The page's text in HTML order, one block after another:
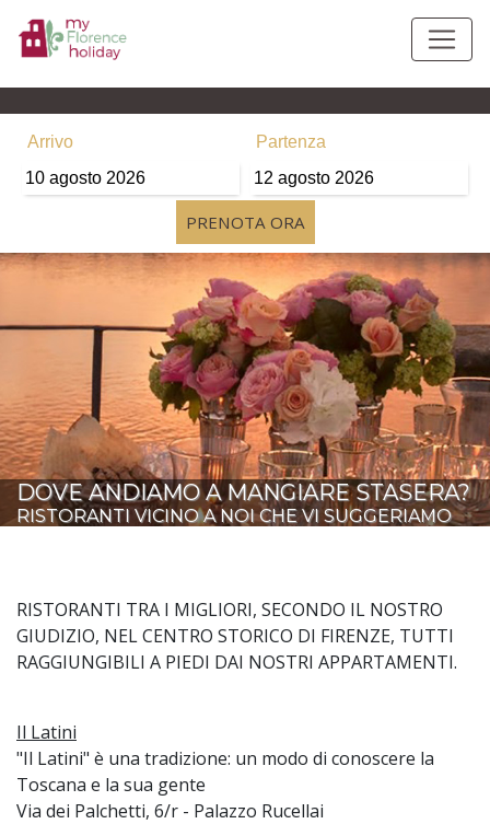
Arrivo
10 agosto 2026
Partenza
12 agosto 2026
DOVE ANDIAMO A MANGIARE STASERA?
RISTORANTI VICINO A NOI CHE VI SUGGERIAMO
RISTORANTI TRA I MIGLIORI, SECONDO IL NOSTRO
GIUDIZIO, NEL CENTRO STORICO DI FIRENZE, TUTTI
RAGGIUNGIBILI A PIEDI DAI NOSTRI APPARTAMENTI.
Il Latini
"Il Latini" è una tradizione: un modo di conoscere la
Toscana e la sua gente
Via dei Palchetti, 6/r - Palazzo Rucellai